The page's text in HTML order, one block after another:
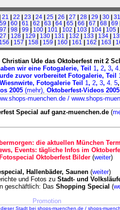
| 21 | 22 | 23 | 24 | 25 | 26 | 27 | 28 | 29 | 30 | 31
59 | 60 | 61 | 62 | 63 | 64 | 65 | 66 | 67 | 68 | 69
97 | 98 | 99 | 100 | 101 | 102 | 103 | 104 | 105 |
| 128 | 129 | 130 | 131 | 132 | 133 | 134 |
156 | 157 | 158 | 159 | 160 | 161 | 162 | 163 |
Christian Ude das Oktoberfest mit 2
wir eine Fotogalerie, Teil 1, 2, 3, 4.
zuvor vorbereitet Fotogalerie, Teil
Fotogalerie Teil 1, 2, 3, 4. 5,
2005(mehr), Oktoberfest-Videos 2005
Special auf ganz-muenchen.de(
die aktuellen München
Events: tägliche Infos im
Fotospecial Oktoberfest Bilder (weiter)
Hallenbäder, Saunen (weiter)
und Fotos zu Stadt- und
geschäftlich: Das Shopping Special (
Promotion